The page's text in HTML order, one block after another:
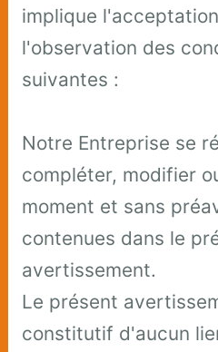
implique
l'observation des
suivantes :
Notre Entreprise se
compléter, modifier
moment et sans
contenues dans le
avertissement.
Le présent
constitutif d'aucun